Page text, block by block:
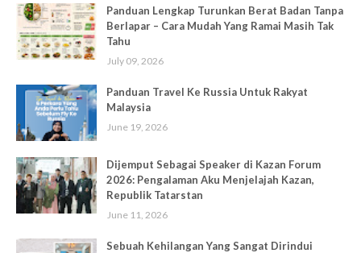
Panduan Lengkap Turunkan Berat Badan Tanpa
Berlapar – Cara Mudah Yang Ramai Masih Tak
Tahu
July 09, 2026
Panduan Travel Ke Russia Untuk Rakyat
Malaysia
June 19, 2026
Dijemput Sebagai Speaker di Kazan Forum
2026: Pengalaman Aku Menjelajah Kazan,
Republik Tatarstan
June 11, 2026
Sebuah Kehilangan Yang Sangat Dirindui